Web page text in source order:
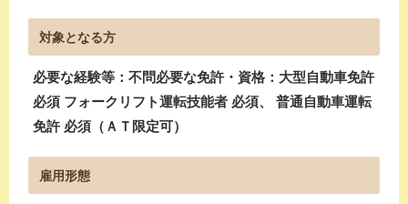
対象となる方
必要な経験等：不問必要な免許・資格：大型自動車免許
必須 フォークリフト運転技能者 必須、 普通自動車運転
免許 必須（ＡＴ限定可）
雇用形態